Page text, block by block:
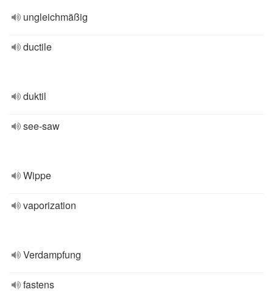
ungleichmäßig
ductile
duktil
see-saw
Wippe
vaporization
Verdampfung
fastens